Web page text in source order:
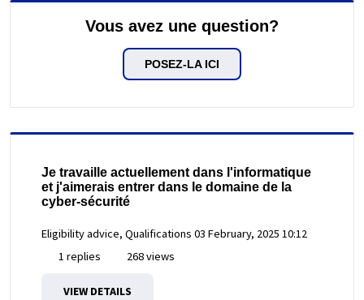
Vous avez une question?
POSEZ-LA ICI
Je travaille actuellement dans l'informatique
et j'aimerais entrer dans le domaine de la
cyber-sécurité
Eligibility advice, Qualifications 03 February, 2025 10:12
1 replies
268 views
VIEW DETAILS